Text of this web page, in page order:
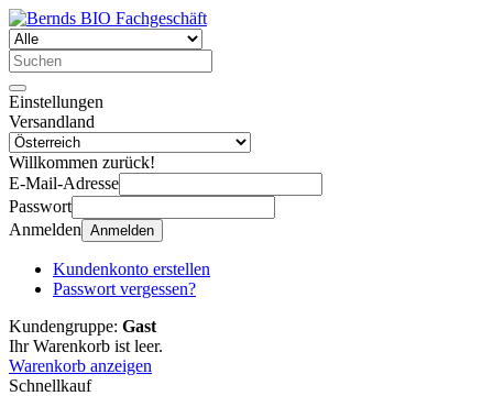
Einstellungen
Versandland
Willkommen zurück!
E-Mail-Adresse
Passwort
Anmelden Anmelden
Kundenkonto erstellen
Passwort vergessen?
Kundengruppe: Gast
Ihr Warenkorb ist leer.
Warenkorb anzeigen
Schnellkauf